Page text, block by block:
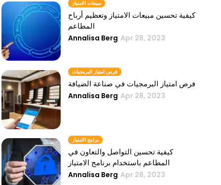
مبيعات الامتياز
كيفية تحسين مبيعات الامتياز وتعظيم أرباح
المطاعم
Annalisa Berg Apr 28, 2023
فرص امتياز البرمجيات
فرص امتياز البرمجيات في صناعة الضيافة
Annalisa Berg Apr 28, 2023
برامج الامتياز
كيفية تحسين التواصل والتعاون في
المطاعم باستخدام برنامج الامتياز
Annalisa Berg Apr 28, 2023